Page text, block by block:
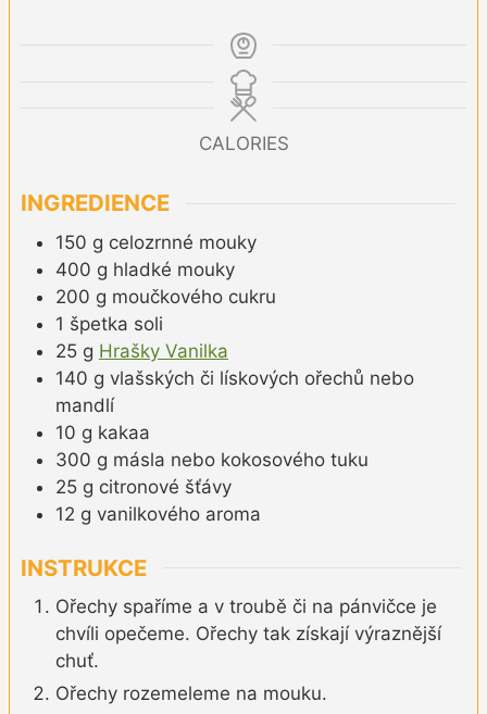
CALORIES
INGREDIENCE
150 g celozrnné mouky
400 g hladké mouky
200 g moučkového cukru
1 špetka soli
25 g Hrašky Vanilka
140 g vlašských či lískových ořechů nebo
mandlí
10 g kakaa
300 g másla nebo kokosového tuku
25 g citronové šťávy
12 g vanilkového aroma
INSTRUKCE
Ořechy spaříme a v troubě či na pánvičce je
chvíli opečeme. Ořechy tak získají výraznější
chuť.
Ořechy rozemeleme na mouku.